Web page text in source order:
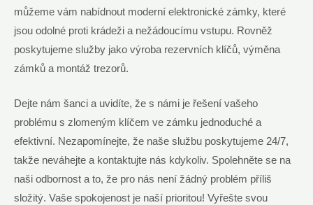
můžeme vám nabídnout moderní elektronické zámky, které
jsou odolné proti krádeži a nežádoucímu vstupu. Rovněž
poskytujeme služby jako výroba rezervních klíčů, výměna
zámků a montáž trezorů.
Dejte nám šanci a uvidíte, že s námi je řešení vašeho
problému s zlomeným klíčem ve zámku jednoduché a
efektivní. Nezapomínejte, že naše službu poskytujeme 24/7,
takže neváhejte a kontaktujte nás kdykoliv. Spolehněte se na
naši odbornost a to, že pro nás není žádný problém příliš
složitý. Vaše spokojenost je naší prioritou! Vyřešte svou